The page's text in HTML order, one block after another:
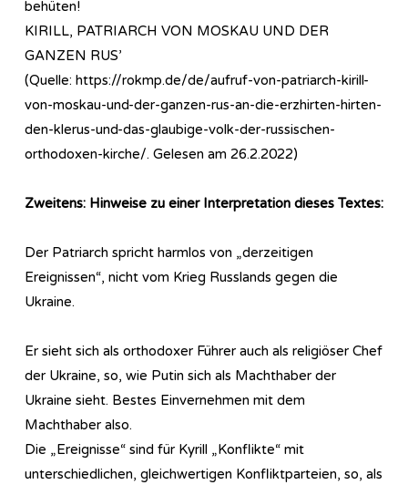
behüten!
KIRILL, PATRIARCH VON MOSKAU UND DER
GANZEN RUS’
(Quelle: https://rokmp.de/de/aufruf-von-patriarch-kirill-
von-moskau-und-der-ganzen-rus-an-die-erzhirten-hirten-
den-klerus-und-das-glaubige-volk-der-russischen-
orthodoxen-kirche/. Gelesen am 26.2.2022)
Zweitens: Hinweise zu einer Interpretation dieses Textes:
Der Patriarch spricht harmlos von „derzeitigen
Ereignissen“, nicht vom Krieg Russlands gegen die
Ukraine.
Er sieht sich als orthodoxer Führer auch als religiöser Chef
der Ukraine, so, wie Putin sich als Machthaber der
Ukraine sieht. Bestes Einvernehmen mit dem
Machthaber also.
Die „Ereignisse“ sind für Kyrill „Konflikte“ mit
unterschiedlichen, gleichwertigen Konfliktparteien, so, als